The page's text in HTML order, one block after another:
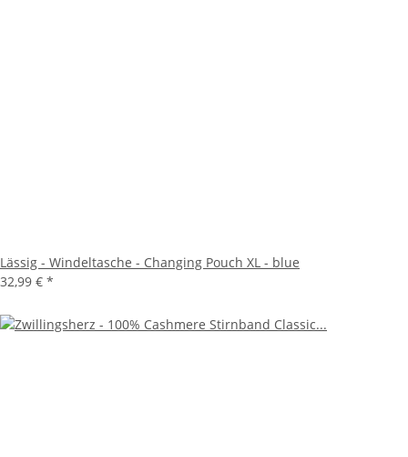
Lässig - Windeltasche - Changing Pouch XL - blue
32,99 € *